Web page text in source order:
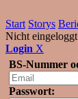
Start Storys
Nicht
Login X
BS-Nummer
Passwort: